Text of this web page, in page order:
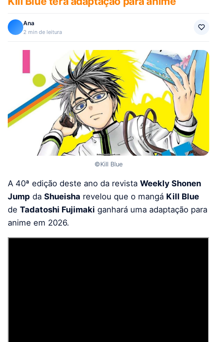
Ana
2 min de leitura
©Kill Blue
A 40ª edição deste ano da revista Weekly Shonen
Jump da Shueisha revelou que o mangá Kill Blue
de Tadatoshi Fujimaki ganhará uma adaptação para
anime em 2026.